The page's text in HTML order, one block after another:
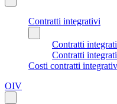
Contratti integrativi
Contratti
Contratti
Costi contratti
OIV